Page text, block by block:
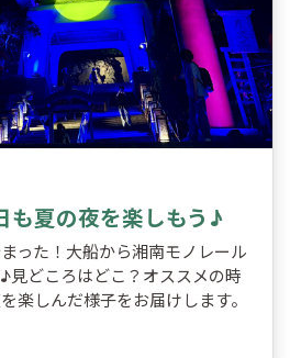
も夏の夜を楽しもう♪
った！大船から湘南モノレール
見どころはどこ？オススメの時
楽しんだ様子をお届けします。